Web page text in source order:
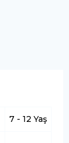
7 - 12 Yaş